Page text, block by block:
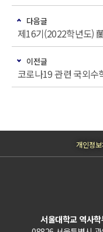
다음글
제16기(2022학년도)
이전글
코로나19 관련 국외수
개인정
서울대학교 역사